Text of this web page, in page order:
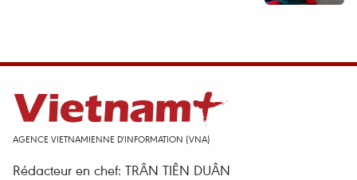
AGENCE VIETNAMIENNE D'INFORMATION (VNA)
Rédacteur en chef: TRÂN TIÊN DUÂN